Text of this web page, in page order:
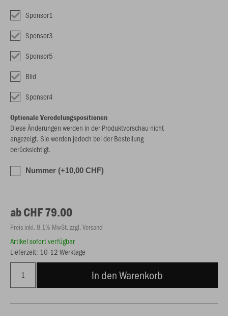
Sponsor1
Sponsor3
Sponsor5
Bild
Sponsor4
Optionale Veredelungspositionen
Diese Änderungen werden in der Produktvorschau nicht
angezeigt. Sie werden jedoch bei der Bestellung
berücksichtigt.
Nummer (+10,00 CHF)
ab CHF 79.00
Preis inkl. 8.1% MwSt. zzgl. Versand
Artikel sofort verfügbar
Lieferzeit: 10-12 Werktage
In den Warenkorb